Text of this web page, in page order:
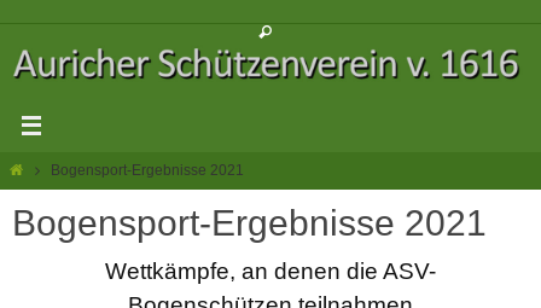
springen
StartBogensport-Ergebnisse 2021
Bogensport-Ergebnisse 2021
Wettkämpfe, an denen die ASV-